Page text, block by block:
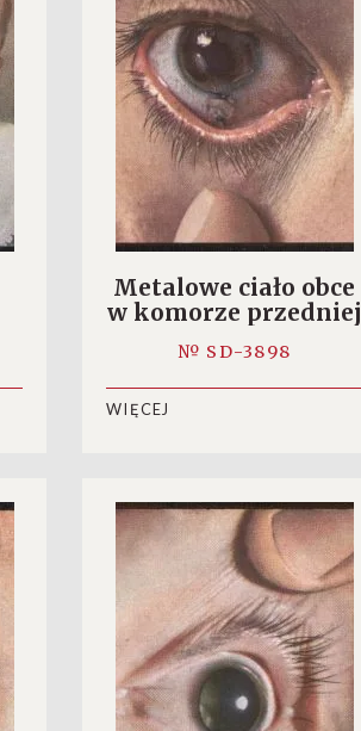
Metalowe ciało obce
w komorze przedniej
№ SD-3898
WIĘCEJ